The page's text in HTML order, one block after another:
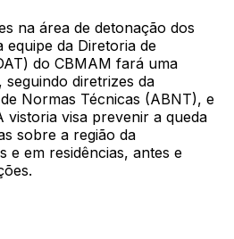
na área de detonação dos
da Diretoria de
do CBMAM fará uma
diretrizes da
Normas Técnicas (ABNT), e
visa prevenir a queda
sobre a região da
e em residências, antes e